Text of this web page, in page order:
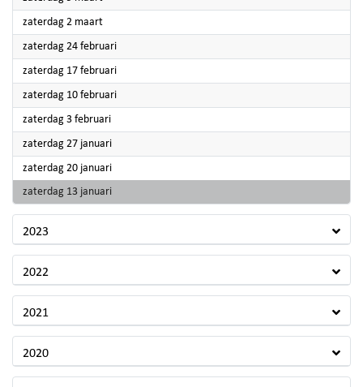
zaterdag 2 maart2024
zaterdag 24 februari2024
zaterdag 17 februari2024
zaterdag 10 februari2024
zaterdag 3 februari2024
zaterdag 27 januari2024
zaterdag 20 januari2024
zaterdag 13 januari2024
2023
2022
2021
2020